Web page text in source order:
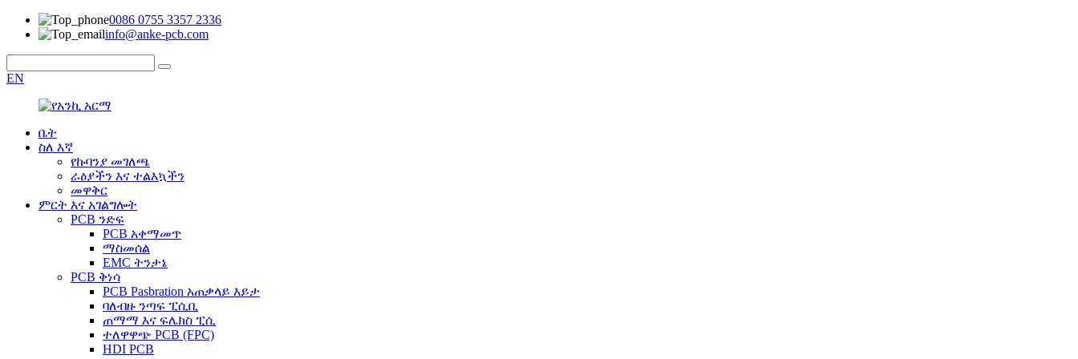
0086 0755 3357 2336
info@anke-pcb.com
EN
ቤት
ስለ እኛ
የኩባንያ መገለጫ
ራዕያችን እና ተልእኳችን
መዋቅር
ምርት እና አገልግሎት
PCB ንድፍ
PCB አቀማመጥ
ማስመሰል
EMC ትንታኔ
PCB ቅነሳ
PCB Pasbration አጠቃላይ እይታ
ባለብዙ ንጣፍ ፒሲቢ
ጠማማ እና ፍሌክስ ፒሲ
ተለዋዋጭ PCB (FPC)
HDI PCB